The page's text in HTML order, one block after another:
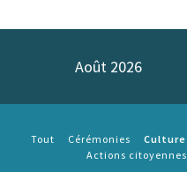
Tout Cérémonies Culture
Actions citoyennes